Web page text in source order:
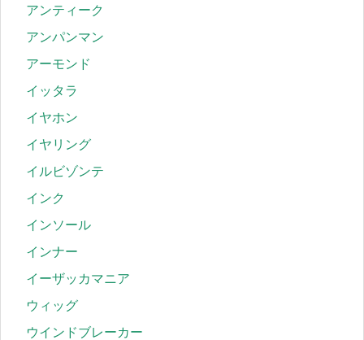
アンティーク
アンパンマン
アーモンド
イッタラ
イヤホン
イヤリング
イルビゾンテ
インク
インソール
インナー
イーザッカマニア
ウィッグ
ウインドブレーカー